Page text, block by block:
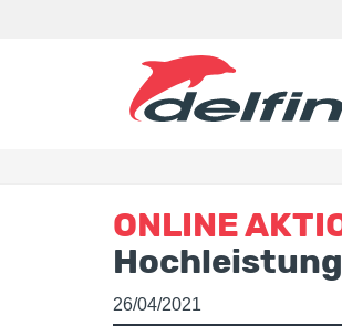
ONLINE
26/04/2021